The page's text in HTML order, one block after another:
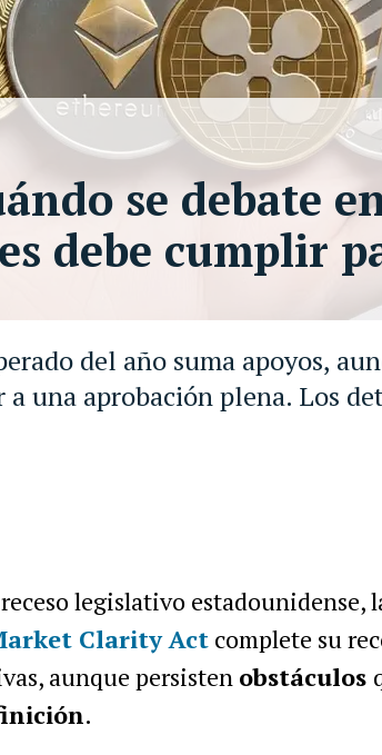
del año suma apoyos,
una aprobación plena. Los
se debate
debe cumplir
legislativo estadounidense,
Clarity Actcomplete su
aunque persisten obstáculos
.